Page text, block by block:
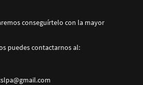
conseguírtelo con la mayor
puedes contactarnos al: